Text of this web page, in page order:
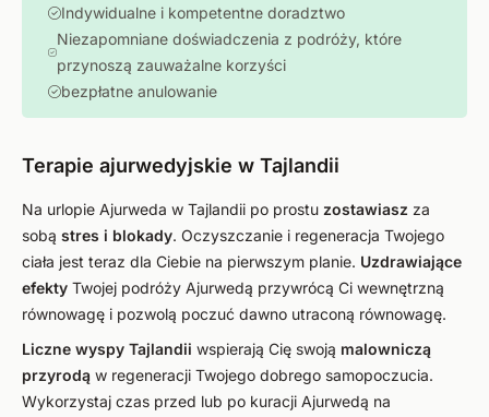
Indywidualne i kompetentne doradztwo
Niezapomniane doświadczenia z podróży, które
przynoszą zauważalne korzyści
bezpłatne anulowanie
Terapie ajurwedyjskie w Tajlandii
Na urlopie Ajurweda w Tajlandii po prostu zostawiasz za
sobą stres i blokady. Oczyszczanie i regeneracja Twojego
ciała jest teraz dla Ciebie na pierwszym planie. Uzdrawiające
efekty Twojej podróży Ajurwedą przywrócą Ci wewnętrzną
równowagę i pozwolą poczuć dawno utraconą równowagę.
Liczne wyspy Tajlandii wspierają Cię swoją malowniczą
przyrodą w regeneracji Twojego dobrego samopoczucia.
Wykorzystaj czas przed lub po kuracji Ajurwedą na